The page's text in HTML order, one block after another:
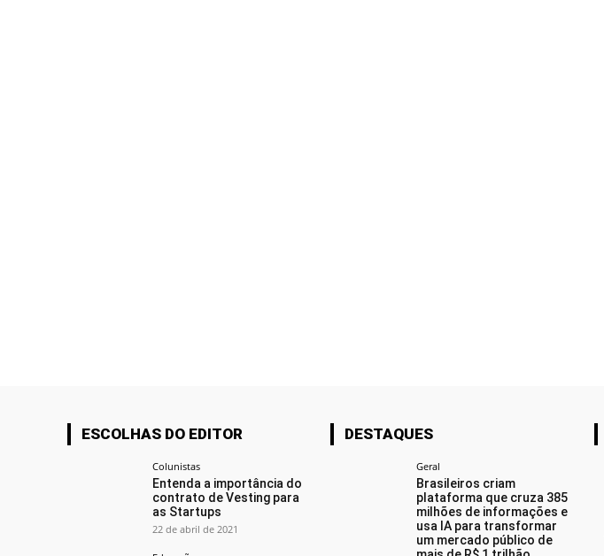
ESCOLHAS DO EDITOR
Colunistas
Entenda a importância do
contrato de Vesting para
as Startups
22 de abril de 2021
DESTAQUES
Geral
Brasileiros criam
plataforma que cruza 385
milhões de informações e
usa IA para transformar
um mercado público de